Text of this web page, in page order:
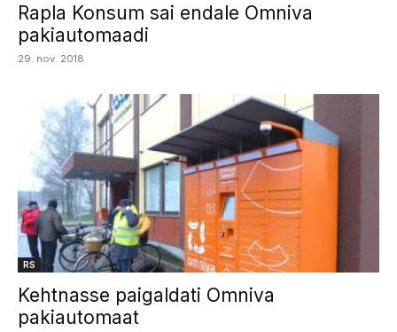
Rapla Konsum sai endale Omniva
pakiautomaadi
29. nov. 2018
RS
Kehtnasse paigaldati Omniva
pakiautomaat